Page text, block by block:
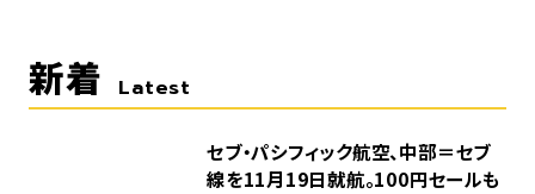
新着 Latest
セブ・パシフィック航空、中部＝セブ
線を11月19日就航。100円セールも